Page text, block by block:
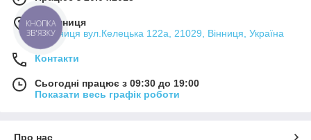
в пам'яті показання і передавати їх віддалено.
Класифікують контрольно-вимірювальне обладнання
з такими характеристиками:- призначення,
тип вимірюваного свідчення,
рівень точності,
спосіб відліку.
технічне – застосовується у виробничих умовах,
м. Вінниця
м.Вінниця вул.Келецька 122а, 21029, Вінниця, Україна
Контакти
Сьогодні працює з 09:30 до 19:00
Показати весь графік роботи
Про нас
КНОПКА
ЗВ'ЯЗКУ